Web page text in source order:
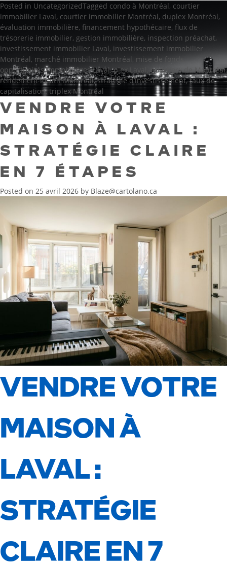
Posted in UncategorizedTagged condo à Montréal, courtier
immobilier Laval, courtier immobilier Montréal, duplex Montréal,
évaluation immobilière, financement hypothécaire, flux de
trésorerie immobilier, gestion immobilière, inspection préachat,
investissement immobilier Laval, investissement immobilier
Montréal, marché immobilier Montréal, mise de fonds,
opportunités immobilières Laval,plex Laval quartiers de Montréal,
rendement locatif Montréal,stratégie d’investissement,taux de
capitalisation,triplex Montréal
VENDRE VOTRE
MAISON À LAVAL :
STRATÉGIE CLAIRE
EN 7 ÉTAPES
Posted on 25 avril 2026 by Blaze@cartolano.ca
VENDRE VOTRE
MAISON À
LAVAL :
STRATÉGIE
CLAIRE EN 7